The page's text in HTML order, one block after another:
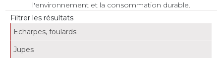
l'environnement et la consommation durable.
Filtrer les résultats
Echarpes, foulards
Jupes